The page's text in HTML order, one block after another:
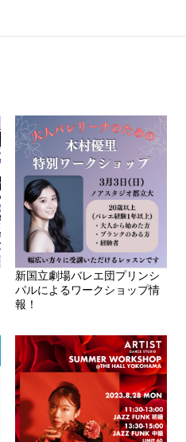
新国立劇場バレエ団プリンシ
パルによるワークショップ情
報！